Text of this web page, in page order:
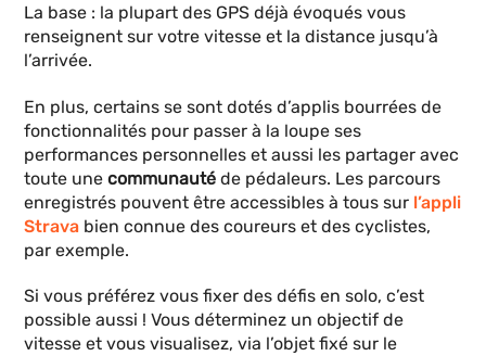
La base : la plupart des GPS déjà évoqués vous
renseignent sur votre vitesse et la distance jusqu’à
l’arrivée.
En plus, certains se sont dotés d’applis bourrées de
fonctionnalités pour passer à la loupe ses
performances personnelles et aussi les partager avec
toute unecommunautéde pédaleurs. Les parcours
enregistrés pouvent être accessibles à tous sur l’appli
Strava bien connue des coureurs et des cyclistes,
par exemple.
Si vous préférez vous fixer des défis en solo, c’est
possible aussi ! Vous déterminez un objectif de
vitesse et vous visualisez, via l’objet fixé sur le